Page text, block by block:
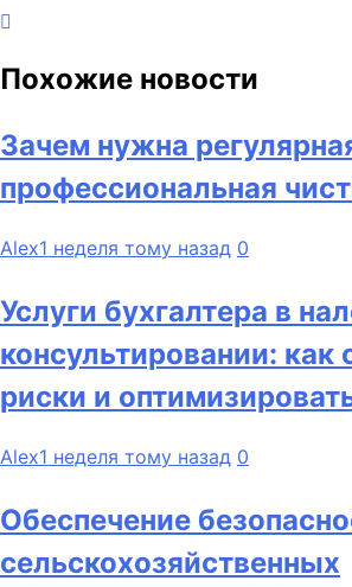
Похожие новости
Зачем нужна
профессиональная
Alex1 неделя тому назад 0
Услуги бухгалтера в
консультировании: как
риски и
Alex1 неделя тому назад 0
Обеспечение
сельскохозяйственных